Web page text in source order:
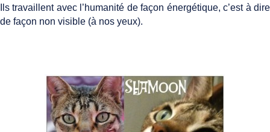
Ils travaillent avec l’humanité de façon énergétique, c’est à dire
de façon non visible (à nos yeux).